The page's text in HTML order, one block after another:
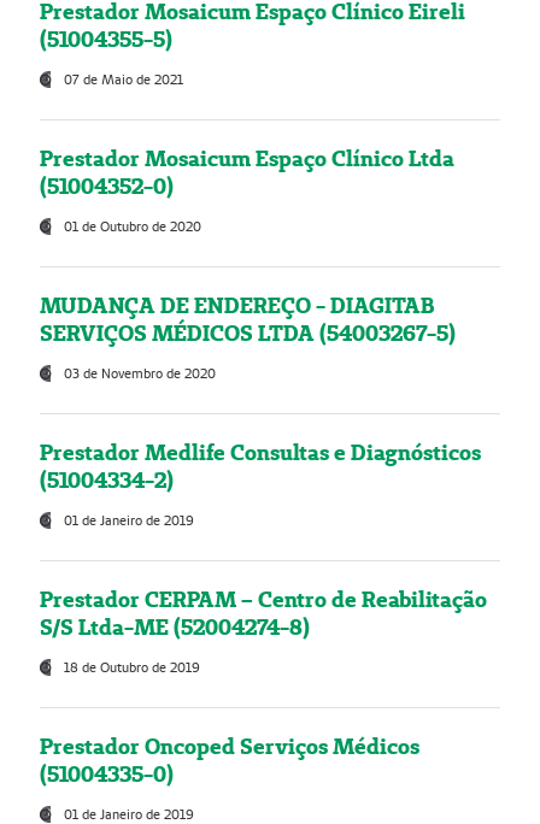
Prestador Mosaicum Espaço Clínico Eireli
(51004355-5)
07 de Maio de 2021
Prestador Mosaicum Espaço Clínico Ltda
(51004352-0)
01 de Outubro de 2020
MUDANÇA DE ENDEREÇO - DIAGITAB
SERVIÇOS MÉDICOS LTDA (54003267-5)
03 de Novembro de 2020
Prestador Medlife Consultas e Diagnósticos
(51004334-2)
01 de Janeiro de 2019
Prestador CERPAM – Centro de Reabilitação
S/S Ltda-ME (52004274-8)
18 de Outubro de 2019
Prestador Oncoped Serviços Médicos
(51004335-0)
01 de Janeiro de 2019